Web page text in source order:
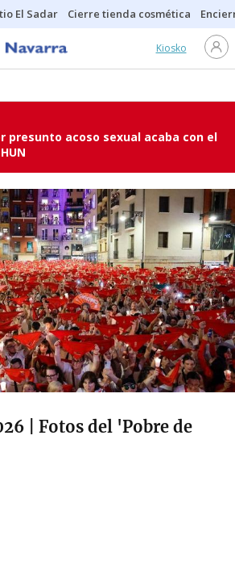
El Sadar Cierre tienda cosmética
Kiosko
presunto acoso sexual acaba con el
| Fotos del 'Pobre de